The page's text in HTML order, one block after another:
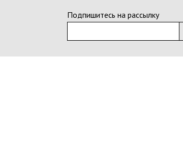
Подпишитесь на рассылку